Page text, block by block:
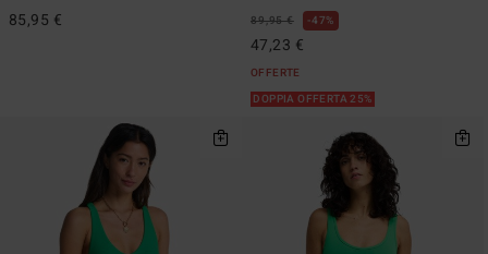
85,95 € 89,95 € 47%
47,23 €
OFFERTE
DOPPIA OFFERTA 25%